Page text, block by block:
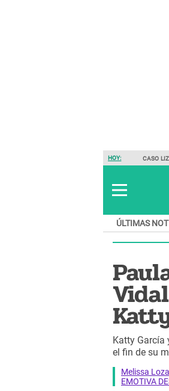
HOY: CASO
ÚLTIMAS
Katty García
el fin de su
Melissa
EMOTIVA